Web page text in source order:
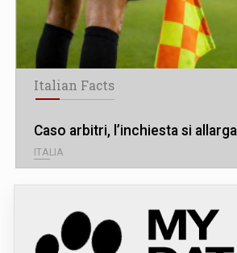
Italian Facts
Caso arbitri, l’inchiesta si allarga
ITALIA